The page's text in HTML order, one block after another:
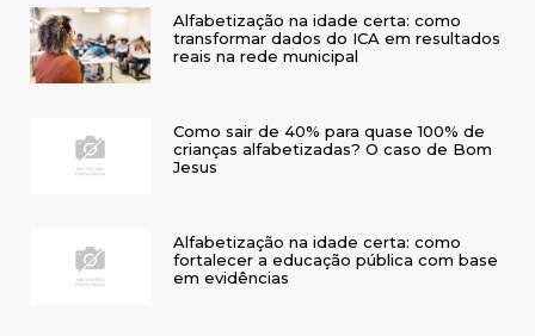
Alfabetização na idade certa: como
transformar dados do ICA em resultados
reais na rede municipal
Como sair de 40% para quase 100% de
crianças alfabetizadas? O caso de Bom
Jesus
Alfabetização na idade certa: como
fortalecer a educação pública com base
em evidências